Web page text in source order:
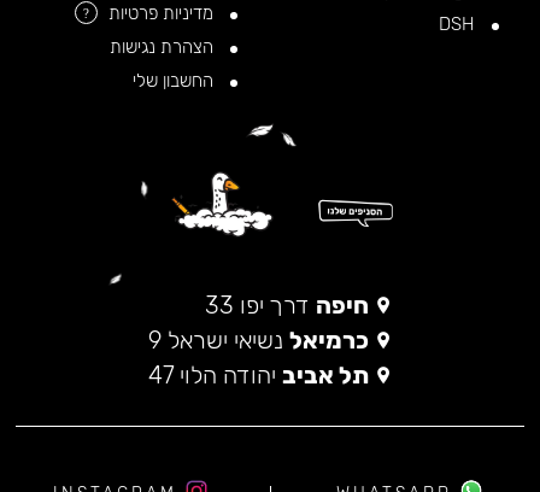
מדיניות פרטיות
?
הצהרת נגישות
החשבון שלי
חיפה דרך יפו 33
כרמיאל נשיאי ישראל 9
תל אביב יהודה הלוי 47